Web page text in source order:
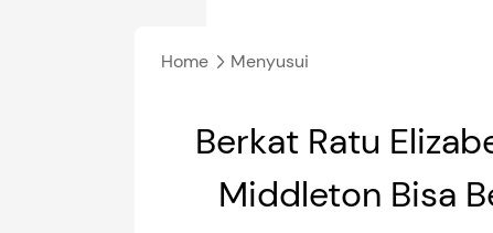
Home
Menyusui
Berkat Ratu
Middleton Bisa